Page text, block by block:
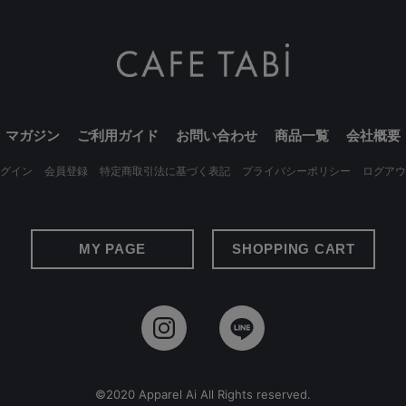
マガジン ご利用ガイド お問い合わせ 商品一覧 会社概要
イン 会員登録 特定商取引法に基づく表記 プライバシーポリシー ログア
MY PAGE SHOPPING CART
©2020 Apparel Ai All Rights reserved.